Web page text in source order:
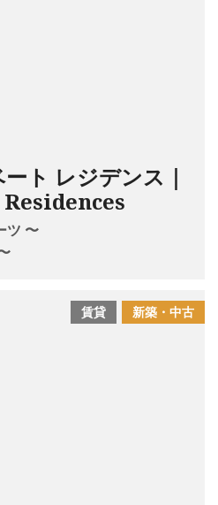
ト レジデンス｜
ツ 〜
新築・中古
賃貸